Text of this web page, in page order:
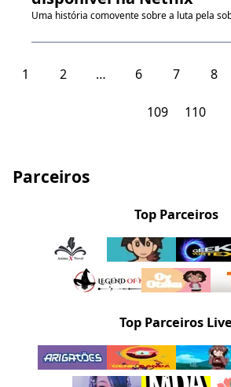
Uma história comovente sobre a luta pela
1 2 … 6 7 8
109 110
Parceiros
Top Parceiros
Top Parceiros Live